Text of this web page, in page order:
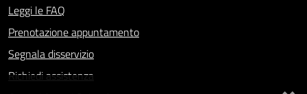
Leggi le FAQ
Prenotazione appuntamento
Segnala disservizio
Richiedi assistenza